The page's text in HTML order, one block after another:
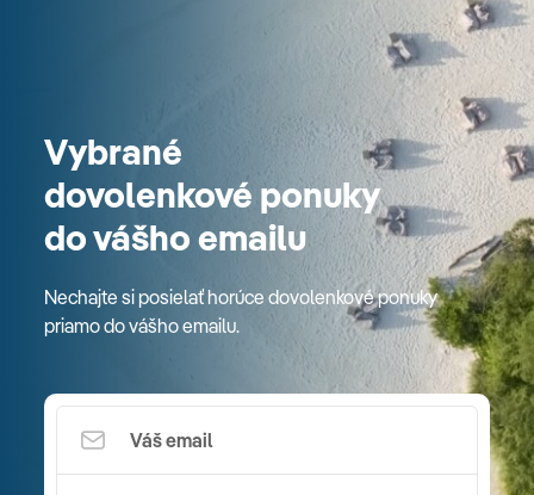
Vybrané
dovolenkové ponuky
do vášho emailu
Nechajte si posielať horúce dovolenkové ponuky
priamo do vášho emailu.